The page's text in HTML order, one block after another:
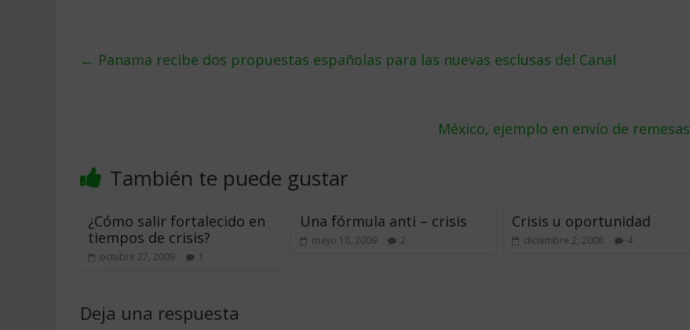
← Panama recibe dos propuestas españolas para las nuevas esclusas del Canal
México, ejemplo en enví­o de remesas
También te puede gustar
¿Cómo salir fortalecido en
tiempos de crisis?
octubre 27, 2009 1
Una fórmula anti – crisis
mayo 18, 2009 2
Crisis u oportunidad
diciembre 2, 2008 4
Deja una respuesta